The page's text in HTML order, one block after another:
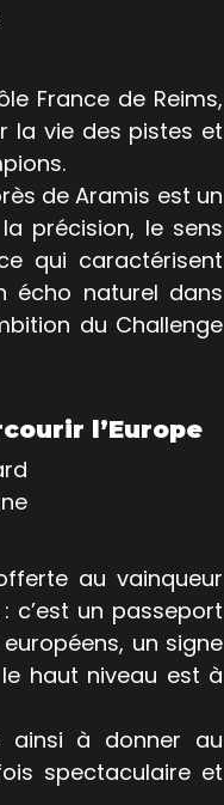
France de Reims,
la vie des pistes et
de Aramis est un
précision, le sens
qui caractérisent
écho naturel dans
du Challenge
l’Europe
au vainqueur
c’est un passeport
un signe
haut niveau est à
ainsi à donner au
spectaculaire et